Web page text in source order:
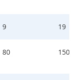
9 19
80 150